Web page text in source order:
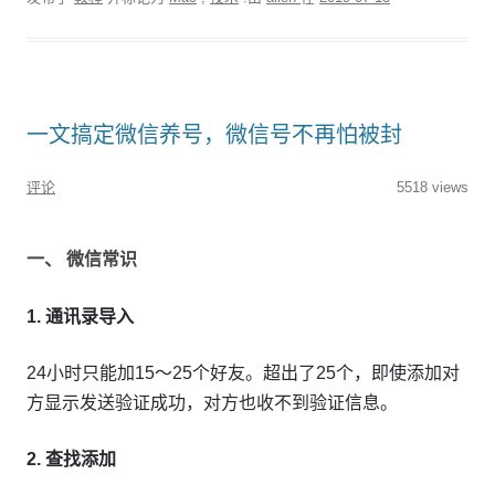
一文搞定微信养号，微信号不再怕被封
评论 5518 views
一、 微信常识
1. 通讯录导入
24小时只能加15～25个好友。超出了25个，即使添加对
方显示发送验证成功，对方也收不到验证信息。
2. 查找添加